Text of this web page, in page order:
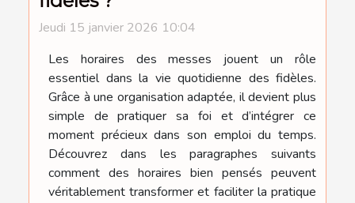
Jeudi 15 janvier 2026 10:04
Les horaires des messes jouent un rôle
essentiel dans la vie quotidienne des fidèles.
Grâce à une organisation adaptée, il devient plus
simple de pratiquer sa foi et d’intégrer ce
moment précieux dans son emploi du temps.
Découvrez dans les paragraphes suivants
comment des horaires bien pensés peuvent
véritablement transformer et faciliter la pratique